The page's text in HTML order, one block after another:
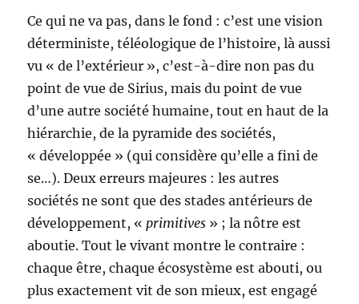
Ce qui ne va pas, dans le fond : c’est une vision
déterministe, téléologique de l’histoire, là aussi
vu « de l’extérieur », c’est-à-dire non pas du
point de vue de Sirius, mais du point de vue
d’une autre société humaine, tout en haut de la
hiérarchie, de la pyramide des sociétés,
« développée » (qui considère qu’elle a fini de
se…). Deux erreurs majeures : les autres
sociétés ne sont que des stades antérieurs de
développement, «primitives » ; la nôtre est
aboutie. Tout le vivant montre le contraire :
chaque être, chaque écosystème est abouti, ou
plus exactement vit de son mieux, est engagé